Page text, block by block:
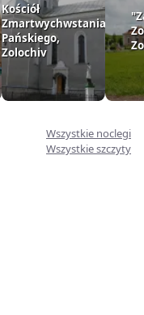
Kościół
Zmartwychwstania
Pańskiego,
Zolochiv
Wszystkie noclegi
Wszystkie szczyty